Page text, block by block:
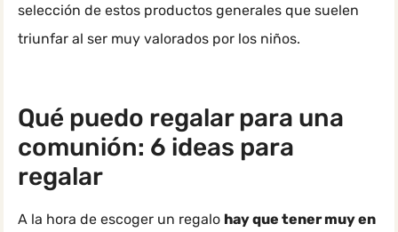
selección de estos productos generales que suelen
triunfar al ser muy valorados por los niños.
Qué puedo regalar para una
comunión: 6 ideas para
regalar
A la hora de escoger un regalo hay que tener muy en